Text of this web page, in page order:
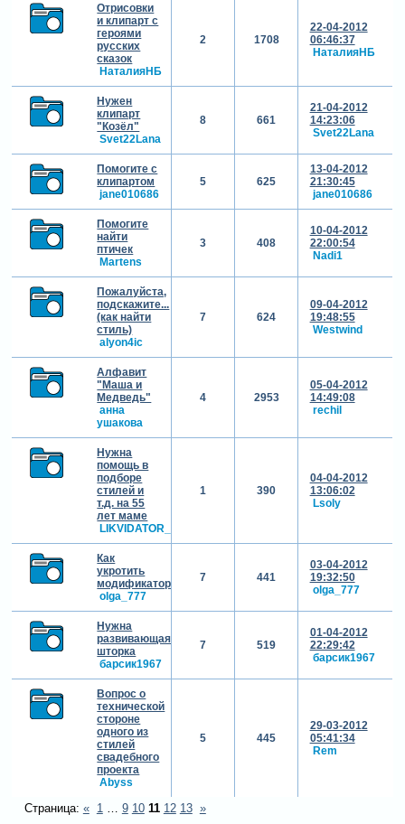
Отрисовки
и клипарт с
героями
русских
сказок
НаталияНБ
2 1708
22-04-2012
06:46:37
НаталияНБ
Нужен
клипарт
"Козёл"
Svet22Lana
8 661
21-04-2012
14:23:06
Svet22Lana
Помогите с
клипартом
jane010686
5 625
13-04-2012
21:30:45
jane010686
Помогите
найти
птичек
Martens
3 408
10-04-2012
22:00:54
Nadi1
Пожалуйста,
подскажите...
(как найти
стиль)
alyon4ic
7 624
09-04-2012
19:48:55
Westwind
Алфавит
"Маша и
Медведь"
анна
ушакова
4 2953
05-04-2012
14:49:08
rechil
Нужна
помощь в
подборе
стилей и
т.д. на 55
лет маме
LIKVIDATOR_I
1 390
04-04-2012
13:06:02
Lsoly
Как
укротить
модификатор
olga_777
7 441
03-04-2012
19:32:50
olga_777
Нужна
развивающаяся
шторка
барсик1967
7 519
01-04-2012
22:29:42
барсик1967
Вопрос о
технической
стороне
одного из
стилей
свадебного
проекта
Abyss
5 445
29-03-2012
05:41:34
Rem
Страница: « 1 … 9 10 11 12 13 »